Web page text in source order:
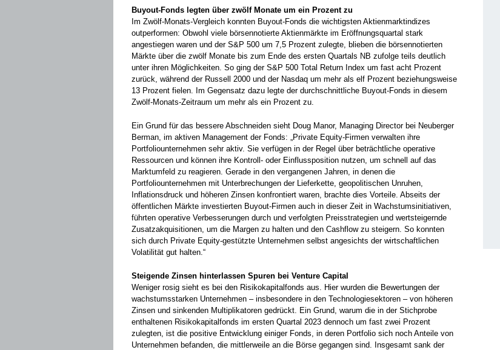
Buyout-Fonds legten über zwölf Monate um ein Prozent zu
Im Zwölf-Monats-Vergleich konnten Buyout-Fonds die wichtigsten Aktienmarktindizes
outperformen: Obwohl viele börsennotierte Aktienmärkte im Eröffnungsquartal stark
angestiegen waren und der S&P 500 um 7,5 Prozent zulegte, blieben die börsennotierten
Märkte über die zwölf Monate bis zum Ende des ersten Quartals NB zufolge teils deutlich
unter ihren Möglichkeiten. So ging der S&P 500 Total Return Index um fast acht Prozent
zurück, während der Russell 2000 und der Nasdaq um mehr als elf Prozent beziehungsweise
13 Prozent fielen. Im Gegensatz dazu legte der durchschnittliche Buyout-Fonds in diesem
Zwölf-Monats-Zeitraum um mehr als ein Prozent zu.
Ein Grund für das bessere Abschneiden sieht Doug Manor, Managing Director bei Neuberger
Berman, im aktiven Management der Fonds: „Private Equity-Firmen verwalten ihre
Portfoliounternehmen sehr aktiv. Sie verfügen in der Regel über beträchtliche operative
Ressourcen und können ihre Kontroll- oder Einflussposition nutzen, um schnell auf das
Marktumfeld zu reagieren. Gerade in den vergangenen Jahren, in denen die
Portfoliounternehmen mit Unterbrechungen der Lieferkette, geopolitischen Unruhen,
Inflationsdruck und höheren Zinsen konfrontiert waren, brachte dies Vorteile. Abseits der
öffentlichen Märkte investierten Buyout-Firmen auch in dieser Zeit in Wachstumsinitiativen,
führten operative Verbesserungen durch und verfolgten Preisstrategien und wertsteigernde
Zusatzakquisitionen, um die Margen zu halten und den Cashflow zu steigern. So konnten
sich durch Private Equity-gestützte Unternehmen selbst angesichts der wirtschaftlichen
Volatilität gut halten.“
Steigende Zinsen hinterlassen Spuren bei Venture Capital
Weniger rosig sieht es bei den Risikokapitalfonds aus. Hier wurden die Bewertungen der
wachstumsstarken Unternehmen – insbesondere in den Technologiesektoren – von höheren
Zinsen und sinkenden Multiplikatoren gedrückt. Ein Grund, warum die in der Stichprobe
enthaltenen Risikokapitalfonds im ersten Quartal 2023 dennoch um fast zwei Prozent
zulegten, ist die positive Entwicklung einiger Fonds, in deren Portfolio sich noch Anteile von
Unternehmen befanden, die mittlerweile an die Börse gegangen sind. Insgesamt sank der